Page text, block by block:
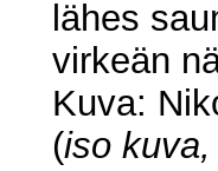
lähes
virkeän
Kuva:
(iso